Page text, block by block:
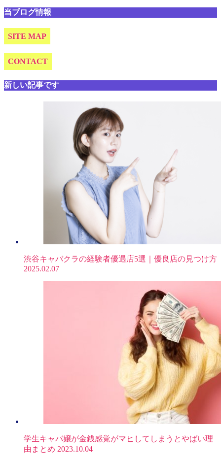
当ブログ情報
SITE MAP
CONTACT
新しい記事です
渋谷キャバクラの経験者優遇店5選｜優良店の見つけ方
2025.02.07
学生キャバ嬢が金銭感覚がマヒしてしまうとやばい理
由まとめ 2023.10.04